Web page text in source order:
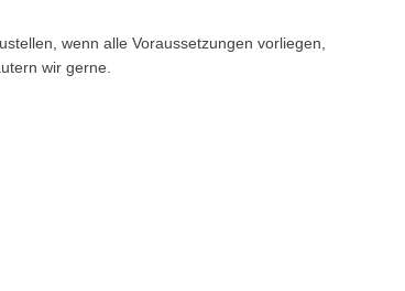
wenn alle Voraussetzungen vorliegen,
wir gerne.